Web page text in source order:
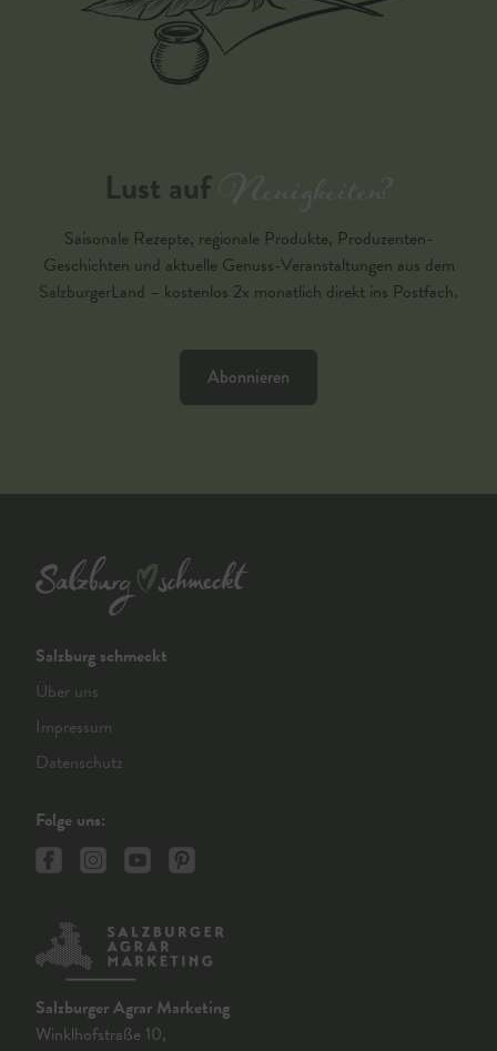
Lust aufNeuigkeiten?
Saisonale Rezepte, regionale Produkte, Produzenten-
Geschichten und aktuelle Genuss-Veranstaltungen aus dem
SalzburgerLand – kostenlos 2x monatlich direkt ins Postfach.
Abonnieren
Salzburg schmeckt
Über uns
Impressum
Datenschutz
Folge uns:
Salzburger Agrar Marketing
Winklhofstraße 10,